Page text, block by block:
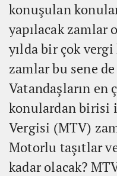
konuşulan
yapılacak zamlar
yılda bir çok
zamlar bu sene de
Vatandaşların en
konulardan birisi
Vergisi (MTV)
Motorlu taşıtlar
kadar olacak?